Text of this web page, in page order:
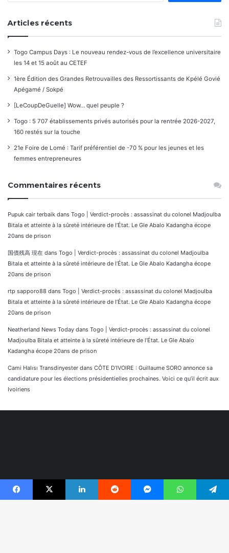
Articles récents
Togo Campus Days : Le nouveau rendez-vous de l’excellence universitaire
les 14 et 15 août au CETEF
1ère Édition des Grandes Retrouvailles des Ressortissants de Kpélé Govié
Apégamé / Sokpé
[LeCoupDeGuelle] Wow… quel peuple ?
Togo : 5 707 établissements privés autorisés pour la rentrée 2026-2027,
160 restés sur la touche
21e Foire de Lomé : Tarif préférentiel de -70 % pour les jeunes et les
femmes entrepreneures
Commentaires récents
Pupuk cair terbaik dans Togo | Verdict-procès : assassinat du colonel Madjoulba
Bitala et atteinte à la sûreté intérieure de l’État. Le Gle Abalo Kadangha écope
20ans de prison
国債残高 現在 dans Togo | Verdict-procès : assassinat du colonel Madjoulba
Bitala et atteinte à la sûreté intérieure de l’État. Le Gle Abalo Kadangha écope
20ans de prison
rtp sapporo88 dans Togo | Verdict-procès : assassinat du colonel Madjoulba
Bitala et atteinte à la sûreté intérieure de l’État. Le Gle Abalo Kadangha écope
20ans de prison
Neatherland News Today dans Togo | Verdict-procès : assassinat du colonel
Madjoulba Bitala et atteinte à la sûreté intérieure de l’État. Le Gle Abalo
Kadangha écope 20ans de prison
Cami Halısı Transdinyester dans CÔTE D’IVOIRE : Guillaume SORO annonce sa
candidature pour les élections présidentielles prochaines. Voici ce qu’il écrit aux
Ivoiriens
Facebook X Linkedin Reddit Messenger WhatsApp Telegram